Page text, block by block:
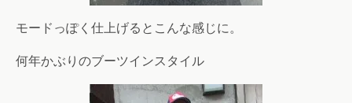
モードっぽく仕上げるとこんな感じに。
何年かぶりのブーツインスタイル